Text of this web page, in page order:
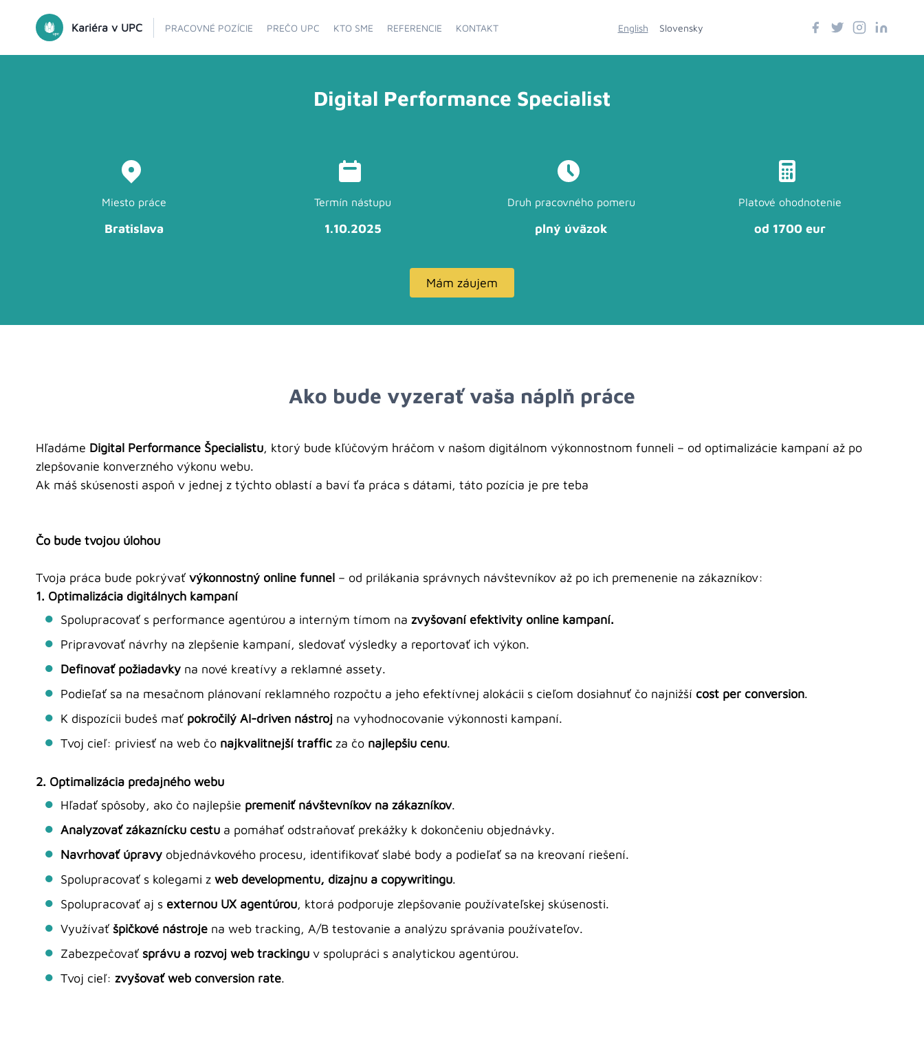
Kariéra v UPC PRACOVNÉ POZÍCIE PREČO UPC KTO SME REFERENCIE KONTAKT English Slovensky
Digital Performance Specialist
Miesto práce
Bratislava
Termín nástupu
1.10.2025
Druh pracovného pomeru
plný úväzok
Platové ohodnotenie
od 1700 eur
Mám záujem
Ako bude vyzerať vaša náplň práce
​Hľadáme Digital Performance Špecialistu, ktorý bude kľúčovým hráčom v našom digitálnom výkonnostnom funneli – od optimalizácie kampaní až po
zlepšovanie konverzného výkonu webu.
Ak máš skúsenosti aspoň v jednej z týchto oblastí a baví ťa práca s dátami, táto pozícia je pre teba
Čo bude tvojou úlohou
Tvoja práca bude pokrývať výkonnostný online funnel – od prilákania správnych návštevníkov až po ich premenenie na zákazníkov:
1. Optimalizácia digitálnych kampaní
Spolupracovať s performance agentúrou a interným tímom na zvyšovaní efektivity online kampaní.
Pripravovať návrhy na zlepšenie kampaní, sledovať výsledky a reportovať ich výkon.
Definovať požiadavky na nové kreatívy a reklamné assety.
Podieľať sa na mesačnom plánovaní reklamného rozpočtu a jeho efektívnej alokácii s cieľom dosiahnuť čo najnižší cost per conversion.
K dispozícii budeš mať pokročilý AI-driven nástroj na vyhodnocovanie výkonnosti kampaní.
Tvoj cieľ: priviesť na web čo najkvalitnejší traffic za čo najlepšiu cenu.
2. Optimalizácia predajného webu
Hľadať spôsoby, ako čo najlepšie premeniť návštevníkov na zákazníkov.
Analyzovať zákaznícku cestu a pomáhať odstraňovať prekážky k dokončeniu objednávky.
Navrhovať úpravy objednávkového procesu, identifikovať slabé body a podieľať sa na kreovaní riešení.
Spolupracovať s kolegami z web developmentu, dizajnu a copywritingu.
Spolupracovať aj s externou UX agentúrou, ktorá podporuje zlepšovanie používateľskej skúsenosti.
Využívať špičkové nástroje na web tracking, A/B testovanie a analýzu správania používateľov.
Zabezpečovať správu a rozvoj web trackingu v spolupráci s analytickou agentúrou.
Tvoj cieľ: zvyšovať web conversion rate.